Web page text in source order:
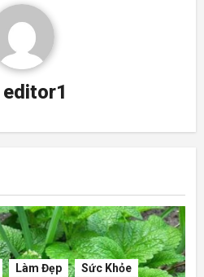
editor1
Làm Đẹp Sức Khỏe